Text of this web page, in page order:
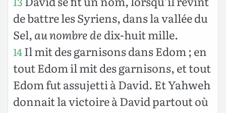
de battre les Syriens, dans la vallée du
Sel,au nombre dedix-huit mille.
14Il mit des garnisons dans Edom ; en
tout Edom il mit des garnisons, et tout
Edom fut assujetti à David. Et Yahweh
donnait la victoire à David partout où